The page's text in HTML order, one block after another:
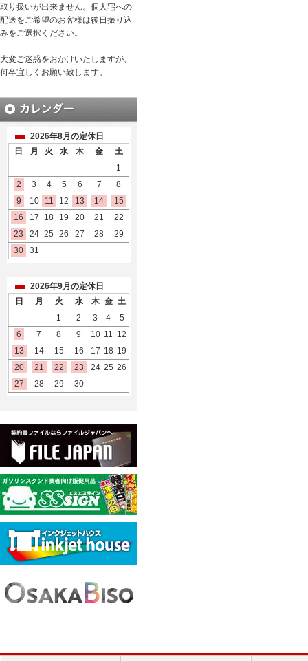
取り扱いが出来ません。個人宅への
配送をご希望のお客様は後日振り込
みをご選択ください。
大変ご迷惑をおかけいたしますが、
何卒宜しくお願い致します。
2026年8月の定休日
日
月 火 水 木 金
土
1
2
3 4 5 6 7
8
9
10 11 12 13 14
15
16
17 18 19 20 21
22
23
24 25 26 27 28
29
30
31
2026年9月の定休日
日
月 火 水 木 金 土
1
2 3 4
5
6
7 8 9 10 11 12
13
14 15 16 17 18 19
20
21 22 23 24 25 26
27
28 29 30